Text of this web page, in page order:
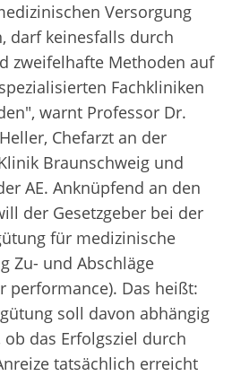
Versorgung
darf keinesfalls durch
zweifelhafte Methoden auf
Fachkliniken
warnt Professor Dr.
Chefarzt an der
Braunschweig und
AE. Anknüpfend an den
der Gesetzgeber bei der
für medizinische
Zu- und Abschläge
performance). Das heißt:
soll davon abhängig
das Erfolgsziel durch
tatsächlich erreicht